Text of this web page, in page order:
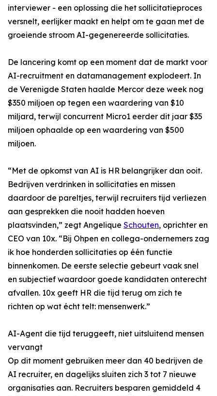
interviewer - een oplossing die het sollicitatieproces
versnelt, eerlijker maakt en helpt om te gaan met de
groeiende stroom AI-gegenereerde sollicitaties.
De lancering komt op een moment dat de markt voor
AI-recruitment en datamanagement explodeert. In
de Verenigde Staten haalde Mercor deze week nog
$350 miljoen op tegen een waardering van $10
miljard, terwijl concurrent Micro1 eerder dit jaar $35
miljoen ophaalde op een waardering van $500
miljoen.
“Met de opkomst van AI is HR belangrijker dan ooit.
Bedrijven verdrinken in sollicitaties en missen
daardoor de pareltjes, terwijl recruiters tijd verliezen
aan gesprekken die nooit hadden hoeven
plaatsvinden,” zegt Angelique Schouten, oprichter en
CEO van 10x. “Bij Ohpen en collega-ondernemers zag
ik hoe honderden sollicitaties op één functie
binnenkomen. De eerste selectie gebeurt vaak snel
en subjectief waardoor goede kandidaten onterecht
afvallen. 10x geeft HR die tijd terug om zich te
richten op wat écht telt: mensenwerk.”
AI-Agent die tijd teruggeeft, niet uitsluitend mensen
vervangt
Op dit moment gebruiken meer dan 40 bedrijven de
AI recruiter, en dagelijks sluiten zich 3 tot 7 nieuwe
organisaties aan. Recruiters besparen gemiddeld 4